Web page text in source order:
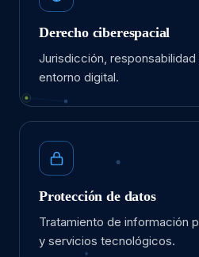
Derecho ciberespacial
Jurisdicción,
entorno digital.
Protección de datos
Tratamiento de información
y servicios tecnológicos.